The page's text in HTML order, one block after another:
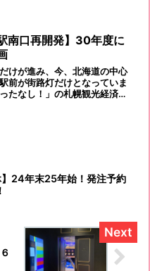
南口再開発】30年度に
けが進み、今、北海道の中心
前が街路灯だけとなっていま
たなし！」の札幌観光経済状
】24年末25年始！発注予約